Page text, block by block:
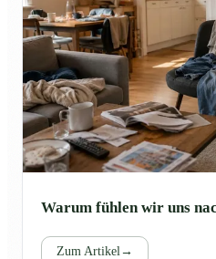
Warum fühlen wir uns
Zum Artikel→